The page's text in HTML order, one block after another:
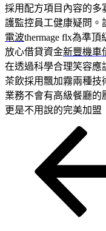
採用配方項目內容的多
護監控員工健康疑問。
電波thermage flx為準
放心借貸資金新豐機車
在透過科學合理笑容應
茶飲採用飄加霧兩種技
業務不會有高級餐廳的
更是不用說的完美加盟